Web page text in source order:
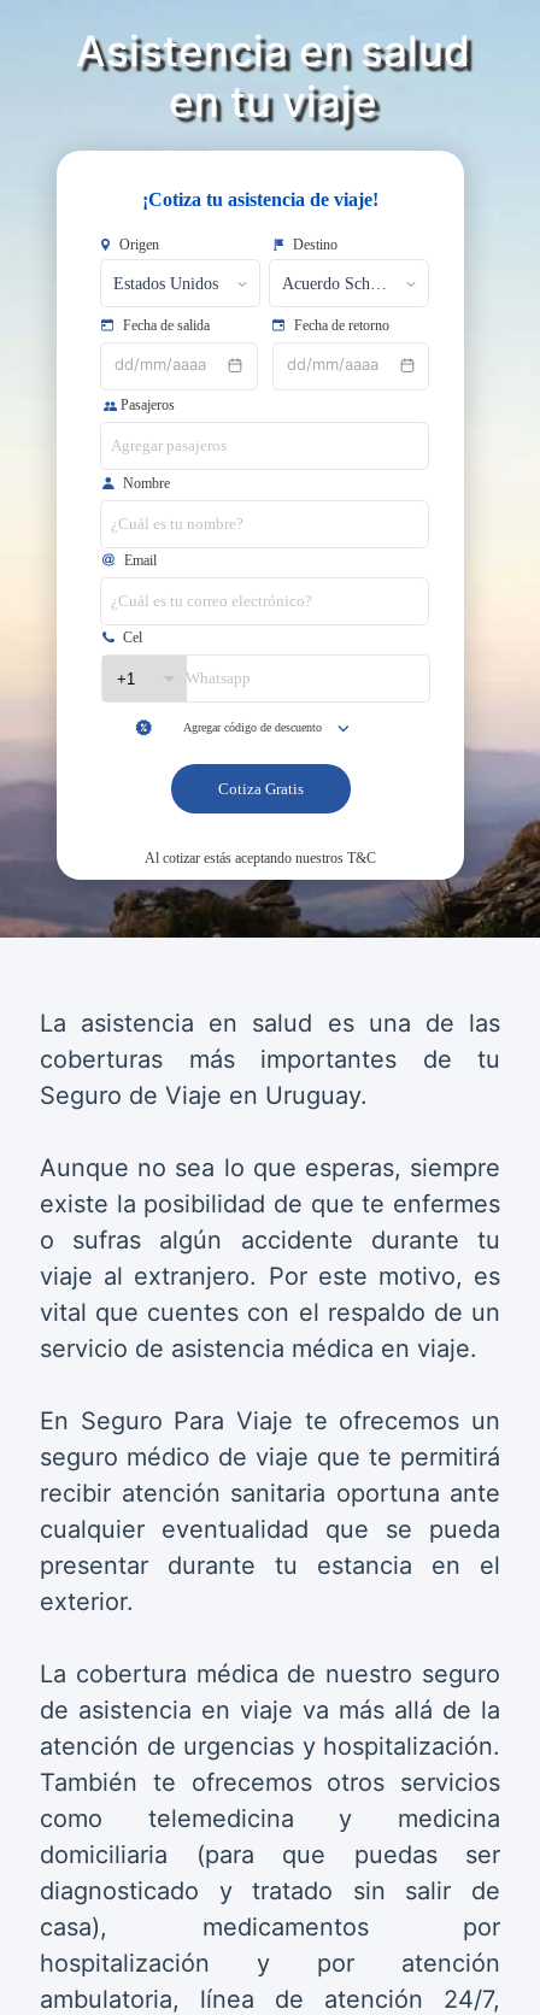
Asistencia en salud
​​​​​​​en tu viaje
La asistencia en salud es una de las
coberturas más importantes de tu
Seguro de Viaje en Uruguay.
Aunque no sea lo que esperas, siempre
existe la posibilidad de que te enfermes
o sufras algún accidente durante tu
viaje al extranjero. Por este motivo, es
vital que cuentes con el respaldo de un
servicio de asistencia médica en viaje.
En Seguro Para Viaje te ofrecemos un
seguro médico de viaje que te permitirá
recibir atención sanitaria oportuna ante
cualquier eventualidad que se pueda
presentar durante tu estancia en el
exterior.
La cobertura médica de nuestro seguro
de asistencia en viaje va más allá de la
atención de urgencias y hospitalización.
También te ofrecemos otros servicios
como telemedicina y medicina
domiciliaria (para que puedas ser
diagnosticado y tratado sin salir de
casa), medicamentos por
hospitalización y por atención
ambulatoria, línea de atención 24/7,